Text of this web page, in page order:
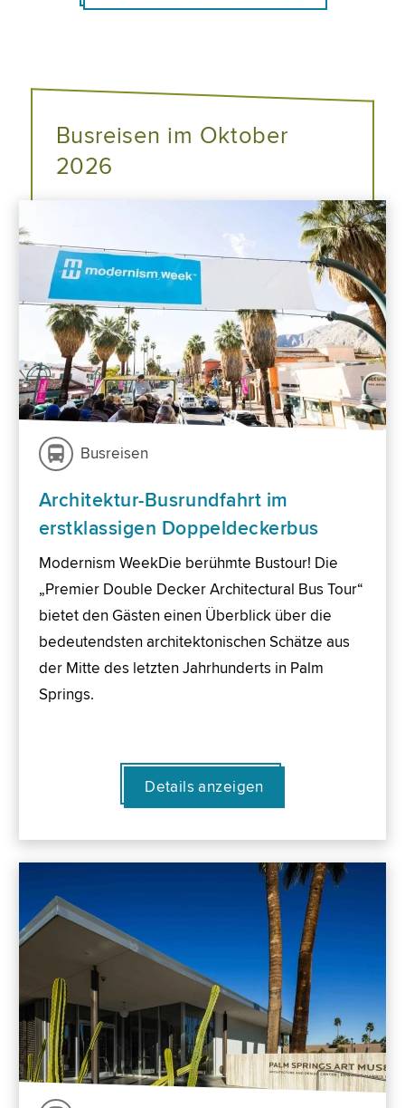
Busreisen im Oktober
2026
Busreisen
Architektur-Busrundfahrt im
erstklassigen Doppeldeckerbus
Modernism WeekDie berühmte Bustour! Die
„Premier Double Decker Architectural Bus Tour“
bietet den Gästen einen Überblick über die
bedeutendsten architektonischen Schätze aus
der Mitte des letzten Jahrhunderts in Palm
Springs.
Details anzeigen